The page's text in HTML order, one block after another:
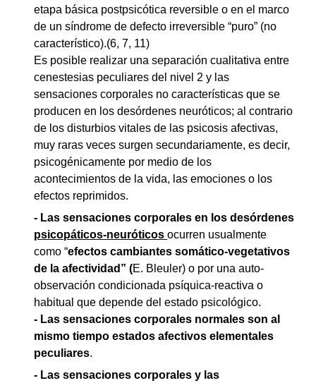
etapa básica postpsicótica reversible o en el marco
de un síndrome de defecto irreversible “puro” (no
característico).(6, 7, 11)
Es posible realizar una separación cualitativa entre
cenestesias peculiares del nivel 2 y las
sensaciones corporales no características que se
producen en los desórdenes neuróticos; al contrario
de los disturbios vitales de las psicosis afectivas,
muy raras veces surgen secundariamente, es decir,
psicogénicamente por medio de los
acontecimientos de la vida, las emociones o los
efectos reprimidos.
- Las sensaciones corporales en los desórdenes
psicopáticos-neuróticos ocurren usualmente
como “efectos cambiantes somático-vegetativos
de la afectividad” (E. Bleuler) o por una auto-
observación condicionada psíquica-reactiva o
habitual que depende del estado psicológico.
- Las sensaciones corporales normales son al
mismo tiempo estados afectivos elementales
peculiares.
- Las sensaciones corporales y las